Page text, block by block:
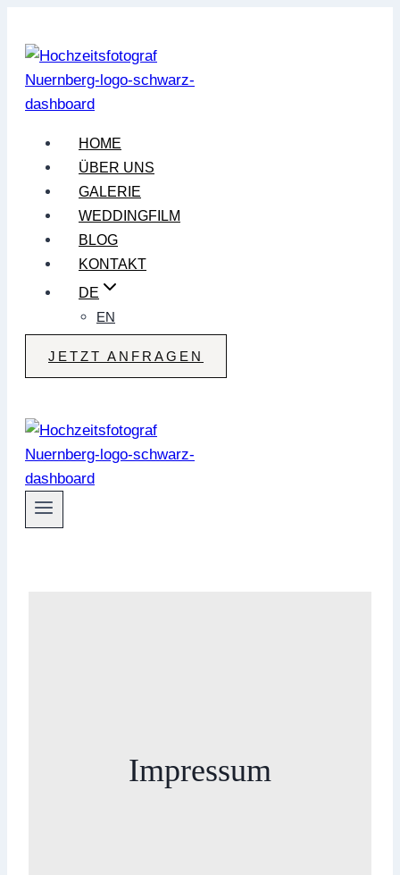
Inhalt
springen
HOME
ÜBER UNS
GALERIE
WEDDINGFILM
BLOG
KONTAKT
DE
EN
JETZT ANFRAGEN
Impressum